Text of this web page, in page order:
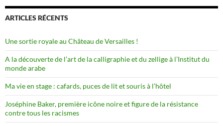
ARTICLES RÉCENTS
Une sortie royale au Château de Versailles !
A la découverte de l’art de la calligraphie et du zellige à l’Institut du
monde arabe
Ma vie en stage : cafards, puces de lit et souris à l’hôtel
Joséphine Baker, première icône noire et figure de la résistance
contre tous les racismes